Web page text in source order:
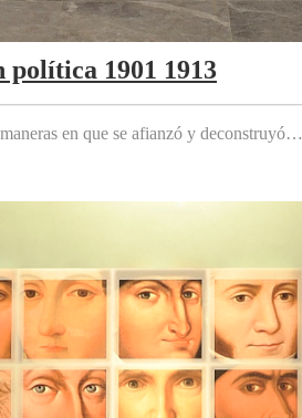
1901 1913
en que se afianzó y deconstruyó…